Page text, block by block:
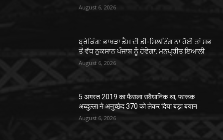
August 6, 2026
ਬ੍ਰੇਕਿੰਗ: ਭਾਖੜਾ ਡੈਮ ਦੀ ਡੀ-ਸਿਲਟਿੰਗ ਨਾ ਹੋਈ ਤਾਂ ਸਭ
ਤੋਂ ਵੱਧ ਨੁਕਸਾਨ ਪੰਜਾਬ ਨੂੰ ਹੋਵੇਗਾ: ਮਨਪ੍ਰੀਤ ਇਆਲੀ
August 6, 2026
5 अगस्त 2019 का फैसला संवैधानिक था, फारूक
अब्दुल्ला ने अनुच्छेद 370 को लेकर दिया बड़ा बयान
August 6, 2026